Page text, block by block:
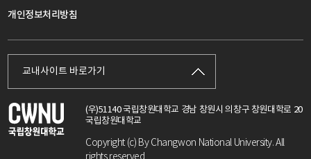
개인정보처리방침
교내사이트 바로가기
(우)51140 국립창원대학교 경남 창원시 의창구 창원대학로 20
국립창원대학교
Copyright (c) By Changwon National University. All